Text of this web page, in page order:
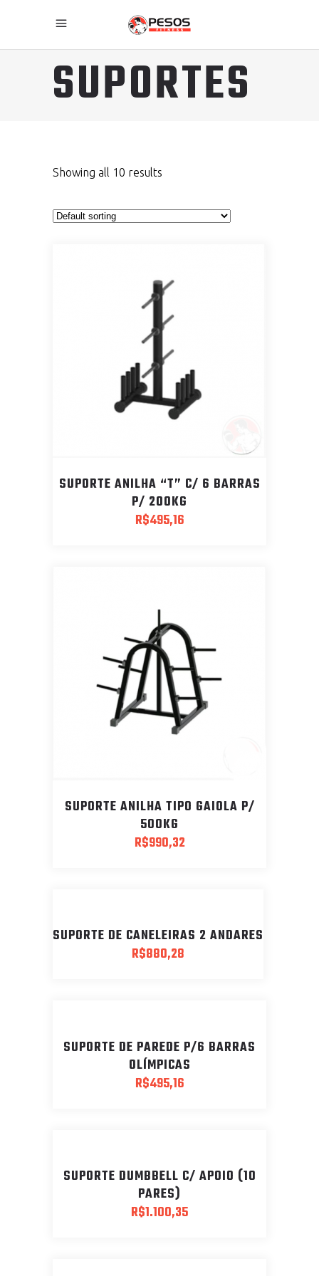
SUPORTES
Showing all 10 results
SUPORTE ANILHA “T” C/ 6 BARRAS
P/ 200KG
R$495,16
SUPORTE ANILHA TIPO GAIOLA P/
500KG
R$990,32
SUPORTE DE CANELEIRAS 2 ANDARES
R$880,28
SUPORTE DE PAREDE P/6 BARRAS
OLÍMPICAS
R$495,16
SUPORTE DUMBBELL C/ APOIO (10
PARES)
R$1.100,35